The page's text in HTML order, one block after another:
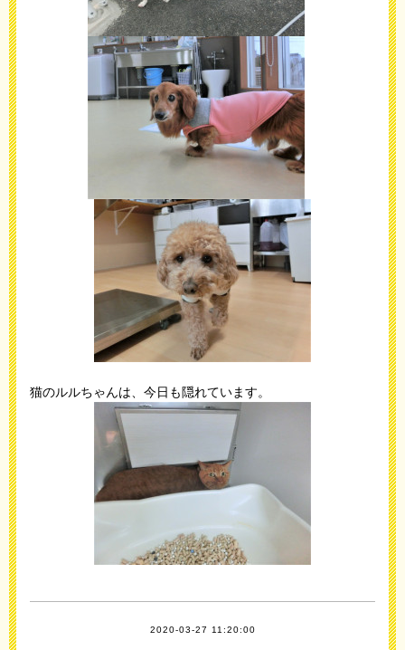
猫のルルちゃんは、今日も隠れています。
2020-03-27 11:20:00